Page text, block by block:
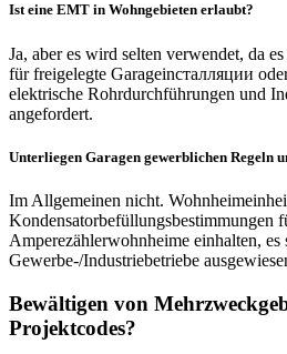
Ist eine EMT in Wohngebieten erlaubt?
Ja, aber es wird selten verwendet, da
für freigelegte Garageinсталляции
elektrische Rohrdurchführungen und
angefordert.
Unterliegen Garagen gewerblichen Regeln
Im Allgemeinen nicht.
Kondensatorbefüllungsbestimmungen
Amperezählerwohnheime einhalten,
Gewerbe-/Industriebetriebe
Bewältigen von
Projektcodes?